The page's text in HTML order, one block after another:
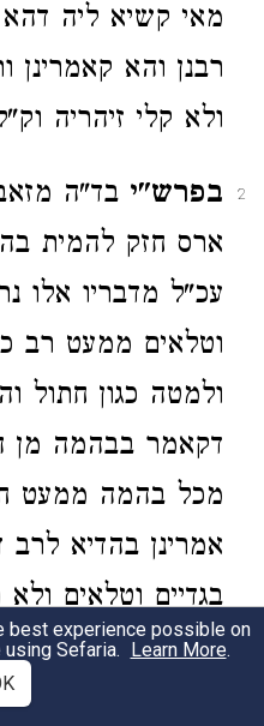
מאי קשיא ליה דהא
רבנן והא קאמרינן
ולא קלי זיהריה
2 בפרש"י בד"ה
ארס חזק להמית
עכ"ל מדבריו אלו
וטלאים ממעט רב
ולמטה כגון חתול
דקאמר בבהמה מן
מכל בהמה ממעט
אמרינן בהדיא
בגדיים וטלאים
מאימרי רברבי
ליישב בדוחק
best experience possible on
Sefaria. Learn More.